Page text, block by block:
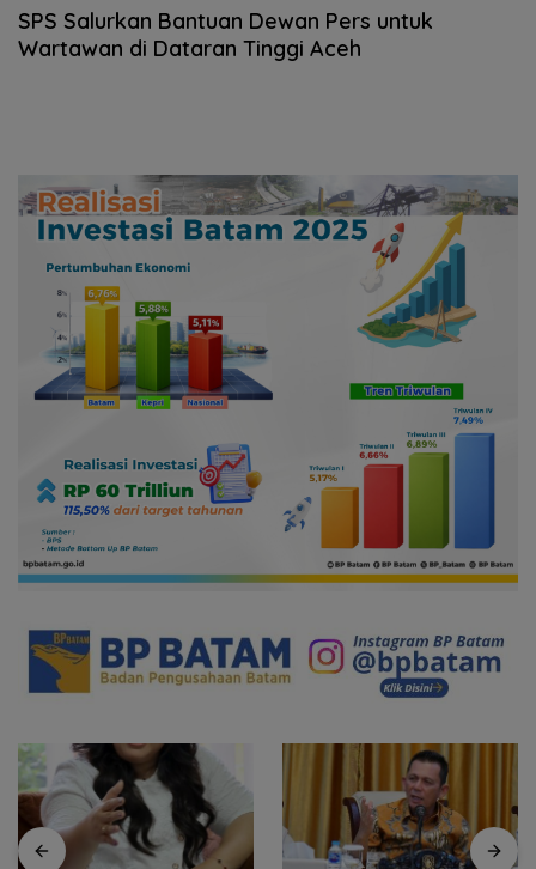
SPS Salurkan Bantuan Dewan Pers untuk
Wartawan di Dataran Tinggi Aceh